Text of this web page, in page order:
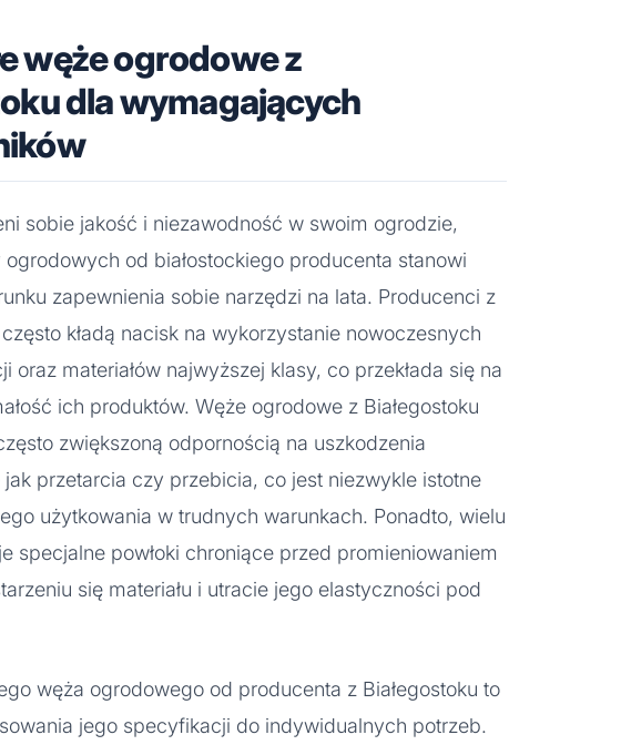
węże ogrodowe z
dla wymagających
sobie jakość i niezawodność w swoim ogrodzie,
od białostockiego producenta stanowi
zapewnienia sobie narzędzi na lata. Producenci z
kładą nacisk na wykorzystanie nowoczesnych
oraz materiałów najwyższej klasy, co przekłada się na
ich produktów. Węże ogrodowe z Białegostoku
zwiększoną odpornością na uszkodzenia
przetarcia czy przebicia, co jest niezwykle istotne
użytkowania w trudnych warunkach. Ponadto, wielu
specjalne powłoki chroniące przed promieniowaniem
się materiału i utracie jego elastyczności pod
węża ogrodowego od producenta z Białegostoku to
jego specyfikacji do indywidualnych potrzeb.